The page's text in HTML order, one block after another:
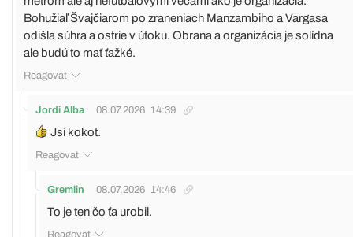
Bohužiaľ Švajčiarom po zraneniach Manzambiho a Vargasa
odišla súhra a ostrie v útoku. Obrana a organizácia je solídna
ale budú to mať ťažké.
Reagovat
Jordi Alba 08.07.2026 14:39
Jsi kokot.
Reagovat
Gremlin 08.07.2026 14:46
To je ten čo ťa urobil.
Reagovat